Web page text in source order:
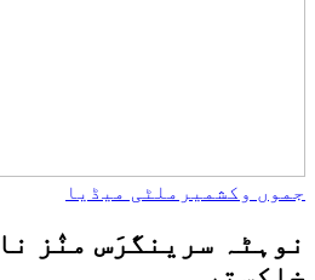
جموں وکشمیر ملٹی میڈیا